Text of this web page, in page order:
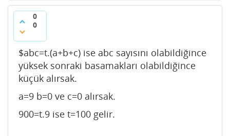
0
0
$abc=t.(a+b+c) ise abc sayısını olabildiğince
yüksek sonraki basamakları olabildiğince
küçük alırsak.
a=9 b=0 ve c=0 alırsak.
900=t.9 ise t=100 gelir.